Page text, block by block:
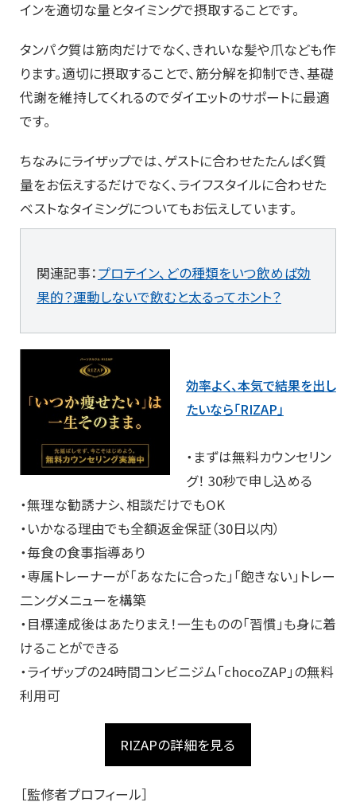
インを適切な量とタイミングで摂取することです。
タンパク質は筋肉だけでなく、きれいな髪や爪なども作
ります。適切に摂取することで、筋分解を抑制でき、基礎
代謝を維持してくれるのでダイエットのサポートに最適
です。
ちなみにライザップでは、ゲストに合わせたたんぱく質
量をお伝えするだけでなく、ライフスタイルに合わせた
ベストなタイミングについてもお伝えしています。
関連記事：プロテイン、どの種類をいつ飲めば効
果的？運動しないで飲むと太るってホント？
効率よく、本気で結果を出し
たいなら「RIZAP」
・まずは無料カウンセリン
グ！ 30秒で申し込める
・無理な勧誘ナシ、相談だけでもOK
・いかなる理由でも全額返金保証（30日以内）
・毎食の食事指導あり
・専属トレーナーが「あなたに合った」「飽きない」トレー
二ングメニューを構築
・目標達成後はあたりまえ！一生ものの「習慣」も身に着
けることができる
・ライザップの24時間コンビニジム「chocoZAP」の無料
利用可
RIZAPの詳細を見る
［監修者プロフィール］